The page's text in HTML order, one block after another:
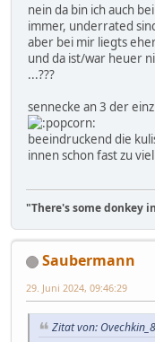
nein da bin ich auch
immer, underrated
aber bei mir liegts
und da ist/war heuer
...???
sennecke an 3 der
beeindruckend die
innen schon fast zu
"There's some donkey
Saubermann
29. Juni 2024, 09:46:29
Zitat von: